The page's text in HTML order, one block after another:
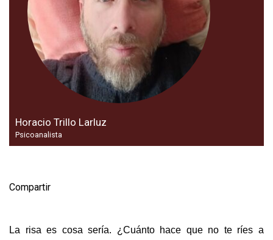
Horacio Trillo Larluz
Psicoanalista
Compartir
La risa es cosa sería. ¿Cuánto hace que no te ríes a